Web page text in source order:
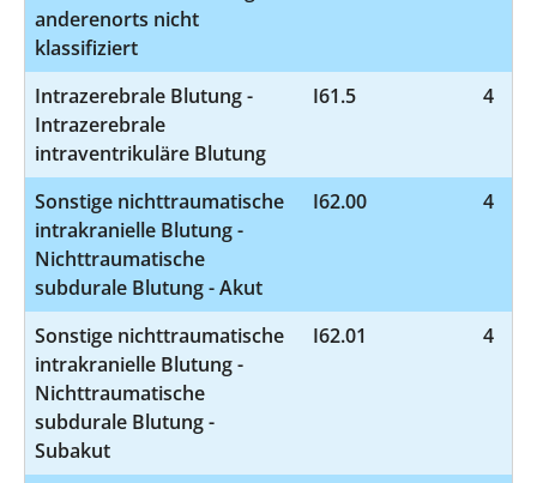
anderenorts nicht
klassifiziert
Intrazerebrale Blutung -
Intrazerebrale
intraventrikuläre Blutung
I61.5 4
Sonstige nichttraumatische
intrakranielle Blutung -
Nichttraumatische
subdurale Blutung - Akut
I62.00 4
Sonstige nichttraumatische
intrakranielle Blutung -
Nichttraumatische
subdurale Blutung -
Subakut
I62.01 4